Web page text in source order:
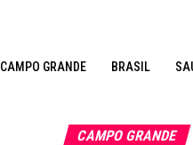
CAMPO GRANDE BRASIL
CAMPO GRANDE